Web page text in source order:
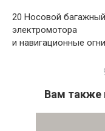
20 Носовой
электромотора
и навигационные огни
Вам также